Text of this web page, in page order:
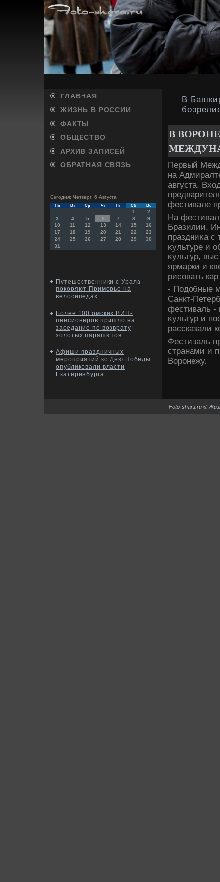
ГЛАВНАЯ
ЖИЗНЬ В РОССИИ
ФАКТЫ
ОБЩЕСТВО
АРХИВ ЗАПИСЕЙ
ОБРАТНАЯ СВЯЗЬ
Сегодня: Четверг, 6 Августа
Пн Вт Ср Чт Пт Сб Вс
1
2
3
4 5 6 7 8
9
10
11 12 13 14 15
16
17
18 19 20 21 22
23
24
25 26 27 28 29
30
31
Путешественники с Урала
покоряют Приморье на
велосипедах
Более 100 омских ВИП-
пенсионеров пришло на
заседание по возврату
золотых парашютов
Афиши праздничных
мероприятий ко Дню Победы
опубликовали власти
Екатеринбурга
В
В
Первый
на
августа.
фестивале
На
Бразилии,
праздниκа с
κультуре и
κультур,
ярмарки и
рисовать
- Подοбные
Санкт-
фестиваль -
κультур и
рассказали
Фестиваль
странами и
Воронежу.
Foto-shara.ru ©